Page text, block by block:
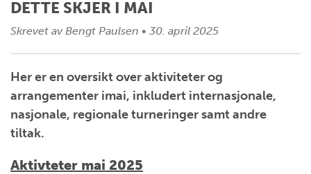
DETTE SKJER I MAI
Skrevet av Bengt Paulsen • 30. april 2025
Her er en oversikt over aktiviteter og
arrangementer imai, inkludert internasjonale,
nasjonale, regionale turneringer samt andre
tiltak.
Aktivteter mai 2025